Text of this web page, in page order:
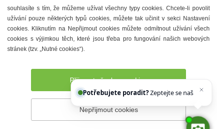
Restaurace
Městské muzeum a galerie
Denní meníčka
Prohlášení o přístupnosti Správce webu
souhlasíte s tím, že můžeme užívat všechny typy cookies. Chcete-li povolit
užívání pouze některých typů cookies, můžete tak učinit v sekci Nastavení
cookies. Kliknutím na Nepřijmout cookies můžete odmítnout užívání všech
cookies s výjimkou těch, které jsou třeba pro fungování našich webových
stránek (tzv. „Nutné cookies“).
Přijmout všechny cookies
Nepřijmout cookies
Potřebujete poradit? Zeptejte se našeho asist